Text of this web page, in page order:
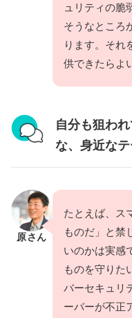
ュリティの脆
そうなところ
ります。それ
供できたらよ
自分も狙わ
な、身近なテ
原さん
たとえば、ス
ものだ」と禁
いのかは実感
ものを守りた
バーセキュリ
ーバーが不正